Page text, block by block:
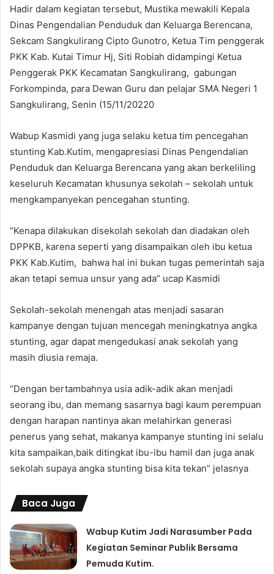
Hadir dalam kegiatan tersebut, Mustika mewakili Kepala
Dinas Pengendalian Penduduk dan Keluarga Berencana,
Sekcam Sangkulirang Cipto Gunotro, Ketua Tim penggerak
PKK Kab. Kutai Timur Hj, Siti Robiah didampingi Ketua
Penggerak PKK Kecamatan Sangkulirang, gabungan
Forkompinda, para Dewan Guru dan pelajar SMA Negeri 1
Sangkulirang, Senin (15/11/20220
Wabup Kasmidi yang juga selaku ketua tim pencegahan
stunting Kab.Kutim, mengapresiasi Dinas Pengendalian
Penduduk dan Keluarga Berencana yang akan berkeliling
keseluruh Kecamatan khusunya sekolah – sekolah untuk
mengkampanyekan pencegahan stunting.
“Kenapa dilakukan disekolah sekolah dan diadakan oleh
DPPKB, karena seperti yang disampaikan oleh ibu ketua
PKK Kab.Kutim, bahwa hal ini bukan tugas pemerintah saja
akan tetapi semua unsur yang ada” ucap Kasmidi
Sekolah-sekolah menengah atas menjadi sasaran
kampanye dengan tujuan mencegah meningkatnya angka
stunting, agar dapat mengedukasi anak sekolah yang
masih diusia remaja.
“Dengan bertambahnya usia adik-adik akan menjadi
seorang ibu, dan memang sasarnya bagi kaum perempuan
dengan harapan nantinya akan melahirkan generasi
penerus yang sehat, makanya kampanye stunting ini selalu
kita sampaikan,baik ditingkat ibu-ibu hamil dan juga anak
sekolah supaya angka stunting bisa kita tekan” jelasnya
Baca Juga
Wabup Kutim Jadi Narasumber Pada
Kegiatan Seminar Publik Bersama
Pemuda Kutim.